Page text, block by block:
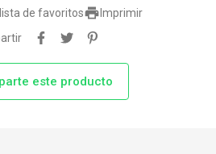
 Imprimir
de favoritos
este producto